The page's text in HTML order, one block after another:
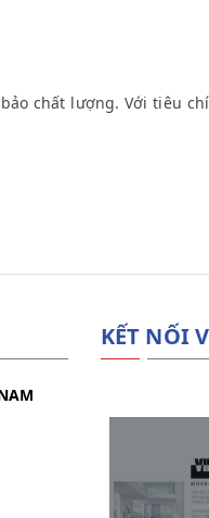
chất lượng. Với tiêu
KẾT NỐI